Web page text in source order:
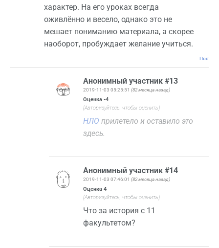
характер. На его уроках всегда
оживлённо и весело, однако это не
мешает пониманию материала, а скорее
наоборот, пробуждает желание учиться.
Анонимный участник #13
2019-11-03 05:25:51(82 месяца назад)
Оценка-4
(Авторизуйтесь, чтобы оценить)
НЛО прилетело и оставило это
здесь.
Анонимный участник #14
2019-11-03 07:46:01(82 месяца назад)
Оценка4
(Авторизуйтесь, чтобы оценить)
Что за история с 11
факультетом?